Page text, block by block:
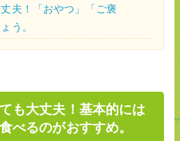
夫！「おやつ」「ご褒
う。
も大丈夫！基本的には
べるのがおすすめ。